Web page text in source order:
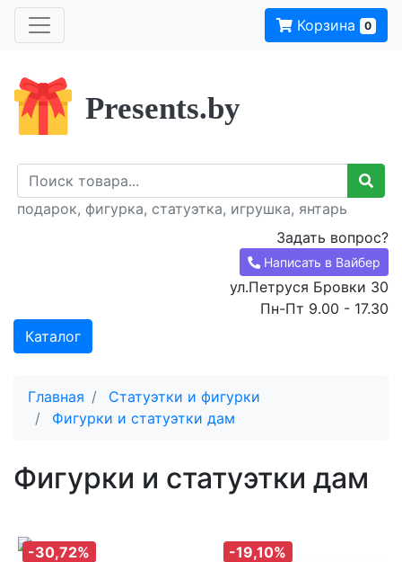
Корзина 0
Presents.by
подарок, фигурка, статуэтка, игрушка, янтарь
Задать вопрос?
Написать в Вайбер
ул.Петруся Бровки 30
Пн-Пт 9.00 - 17.30
Каталог
Главная
Статуэтки и фигурки
Фигурки и статуэтки дам
Фигурки и статуэтки дам
-30,72% -19,10%